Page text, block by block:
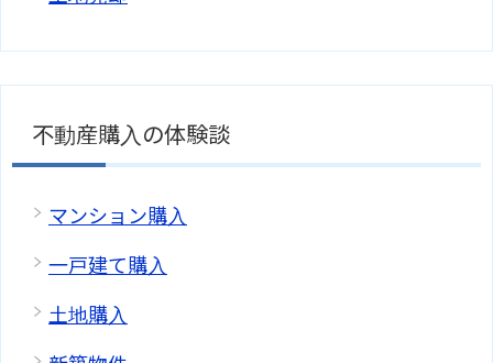
不動産購入の体験談
マンション購入
一戸建て購入
土地購入